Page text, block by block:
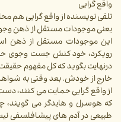
واقع گرایی
تلقی نویسنده از واقع گرایی هم
یعنی موجودات مستقل از ذهن وجود
این موجودات مستقل از ذهن
رویکرد، خود کنش جست وجوی
درنهایت بگوید که کل مفهوم
خارج از خودش. بعد وقتی به
از واقع گرایی حمایت می کنند،
که هوسرل و هایدگر می گویند،
طبیعی در آدم های پیشافلسفی